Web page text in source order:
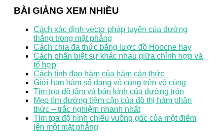
BÀI GIẢNG XEM NHIỀU
Cách xác định vectơ pháp tuyến của đường
thẳng trong mặt phẳng
Cách chia đa thức bằng lược đồ Hoocne hay
Cách phân biệt sự khác nhau giữa chỉnh hợp và
tổ hợp
Cách tính đạo hàm của hàm căn thức
Giới hạn hàm số dạng vô cùng trên vô cùng
Tìm tọa độ tâm và bán kính của đường tròn
Mẹo tìm đường tiệm cận của đồ thị hàm phân
thức – trắc nghiệm nhanh nhất
Tìm tọa độ hình chiếu vuông góc của một điểm
lên một mặt phẳng